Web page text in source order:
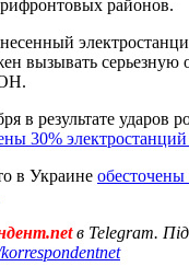
районов.
вызывать серьезную
в результате ударов
30%
в Украине
в Telegram.